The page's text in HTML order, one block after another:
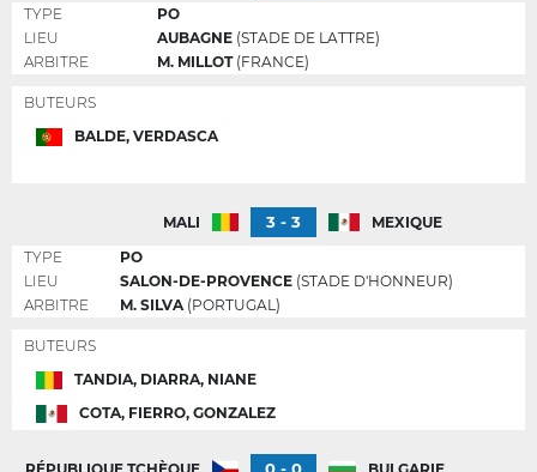
TYPE
PO
LIEU
AUBAGNE (STADE DE LATTRE)
ARBITRE
M. MILLOT (FRANCE)
BUTEURS
BALDE, VERDASCA
MALI 3 - 3
MEXIQUE
TYPE
PO
LIEU
SALON-DE-PROVENCE (STADE D'HONNEUR)
ARBITRE
M. SILVA (PORTUGAL)
BUTEURS
TANDIA, DIARRA, NIANE
COTA, FIERRO, GONZALEZ
RÉPUBLIQUE TCHÈQUE
BULGARIE